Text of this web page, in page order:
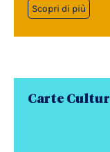
Scopri di più
Carte